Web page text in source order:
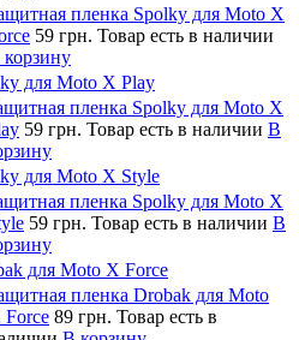
пленка Spolky для Moto X
59 грн. Товар есть в наличии
для Moto X Play
пленка Spolky для Moto X
59 грн. Товар есть в наличии В
для Moto X Style
пленка Spolky для Moto X
59 грн. Товар есть в наличии В
для Moto X Force
пленка Drobak для Moto
Force 89 грн. Товар есть в